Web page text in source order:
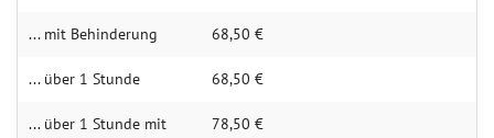
... mit Behin­derung 68,50 €
... über 1 Stunde 68,50 €
... über 1 Stunde mit
78,50 €